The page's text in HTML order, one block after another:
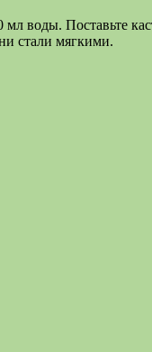
воды. Поставьте
стали мягкими.